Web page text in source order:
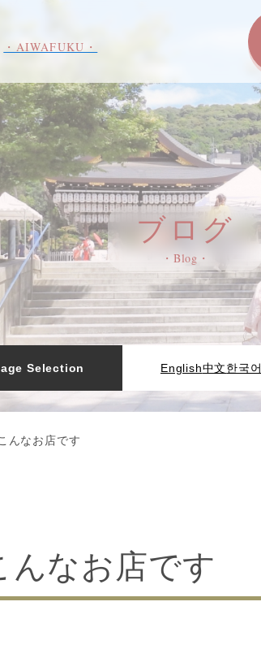
・AIWAFUKU・
ブログ
・Blog・
んなお店です
Selection English中文한국어
んなお店です